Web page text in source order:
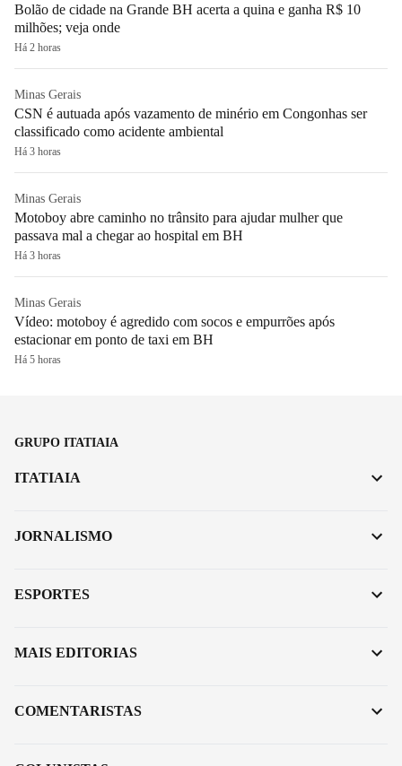
Bolão de cidade na Grande BH acerta a quina e ganha R$ 10
milhões; veja onde
Há 2 horas
Minas Gerais
CSN é autuada após vazamento de minério em Congonhas ser
classificado como acidente ambiental
Há 3 horas
Minas Gerais
Motoboy abre caminho no trânsito para ajudar mulher que
passava mal a chegar ao hospital em BH
Há 3 horas
Minas Gerais
Vídeo: motoboy é agredido com socos e empurrões após
estacionar em ponto de taxi em BH
Há 5 horas
GRUPO ITATIAIA
ITATIAIA
JORNALISMO
ESPORTES
MAIS EDITORIAS
COMENTARISTAS